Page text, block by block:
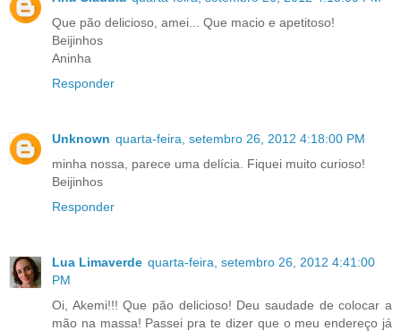
Que pão delicioso, amei... Que macio e apetitoso!
Beijinhos
Aninha
Responder
Unknown quarta-feira, setembro 26, 2012 4:18:00 PM
minha nossa, parece uma delícia. Fiquei muito curioso!
Beijinhos
Responder
Lua Limaverde quarta-feira, setembro 26, 2012 4:41:00
PM
Oi, Akemi!!! Que pão delicioso! Deu saudade de colocar a
mão na massa! Passei pra te dizer que o meu endereço já